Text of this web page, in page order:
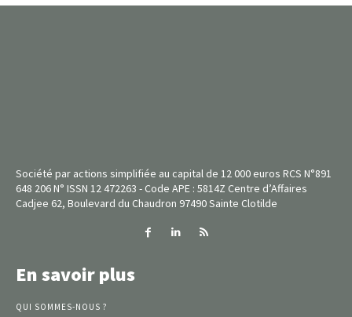
Société par actions simplifiée au capital de 12 000 euros RCS N°891
648 206 N° ISSN 12 472263 - Code APE : 5814Z Centre d’Affaires
Cadjee 62, Boulevard du Chaudron 97490 Sainte Clotilde
En savoir plus
QUI SOMMES-NOUS ?